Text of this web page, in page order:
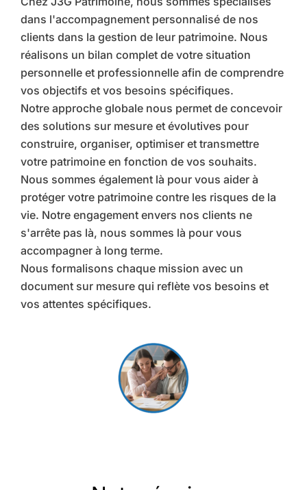
dans l'accompagnement personnalisé de nos
clients dans la gestion de leur patrimoine. Nous
réalisons un bilan complet de votre situation
personnelle et professionnelle afin de comprendre
vos objectifs et vos besoins spécifiques.
Notre approche globale nous permet de concevoir
des solutions sur mesure et évolutives pour
construire, organiser, optimiser et transmettre
votre patrimoine en fonction de vos souhaits.
Nous sommes également là pour vous aider à
protéger votre patrimoine contre les risques de la
vie. Notre engagement envers nos clients ne
s'arrête pas là, nous sommes là pour vous
accompagner à long terme.
Nous formalisons chaque mission avec un
document sur mesure qui reflète vos besoins et
vos attentes spécifiques.